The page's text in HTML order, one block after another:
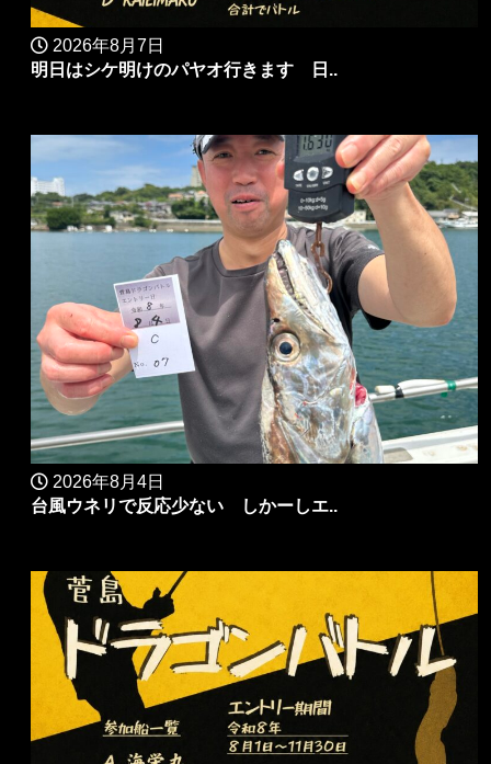
2026年8月7日
明日はシケ明けのパヤオ行きます 日..
2026年8月4日
台風ウネリで反応少ない しかーしエ..